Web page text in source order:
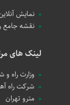
نمایش
نقشه جامع
لینک های
وزارت راه
شرکت راه
مترو تهران